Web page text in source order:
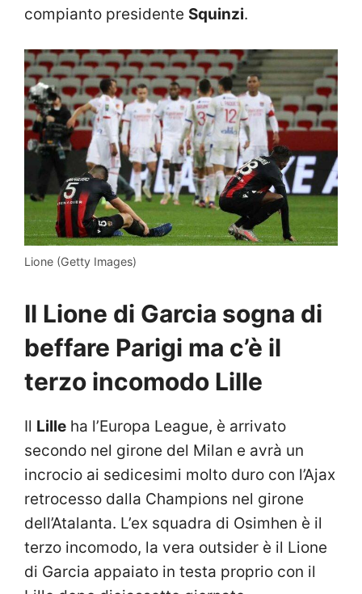
compianto presidente Squinzi.
Lione (Getty Images)
Il Lione di Garcia sogna di
beffare Parigi ma c’è il
terzo incomodo Lille
Il Lille ha l’Europa League, è arrivato
secondo nel girone del Milan e avrà un
incrocio ai sedicesimi molto duro con l’Ajax
retrocesso dalla Champions nel girone
dell’Atalanta. L’ex squadra di Osimhen è il
terzo incomodo, la vera outsider è il Lione
di Garcia appaiato in testa proprio con il